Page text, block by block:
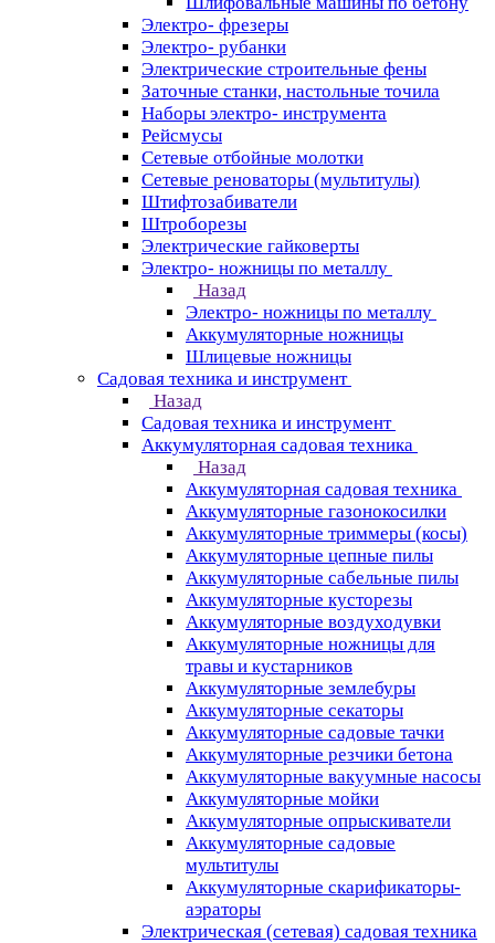
Электро- фрезеры
Электро- рубанки
Электрические строительные фены
Заточные станки, настольные точила
Наборы электро- инструмента
Рейсмусы
Сетевые отбойные молотки
Сетевые реноваторы (мультитулы)
Штифтозабиватели
Штроборезы
Электрические гайковерты
Электро- ножницы по металлу
Назад
Электро- ножницы по металлу
Аккумуляторные ножницы
Шлицевые ножницы
Cадовая техника и инструмент
Назад
Cадовая техника и инструмент
Аккумуляторная садовая техника
Назад
Аккумуляторная садовая техника
Аккумуляторные газонокосилки
Аккумуляторные триммеры (косы)
Аккумуляторные цепные пилы
Аккумуляторные сабельные пилы
Аккумуляторные кусторезы
Аккумуляторные воздуходувки
Аккумуляторные ножницы для
травы и кустарников
Аккумуляторные землебуры
Аккумуляторные секаторы
Аккумуляторные садовые тачки
Аккумуляторные резчики бетона
Аккумуляторные вакуумные насосы
Аккумуляторные мойки
Аккумуляторные опрыскиватели
Аккумуляторные садовые
мультитулы
Аккумуляторные скарификаторы-
аэраторы
Электрическая (сетевая) садовая техника